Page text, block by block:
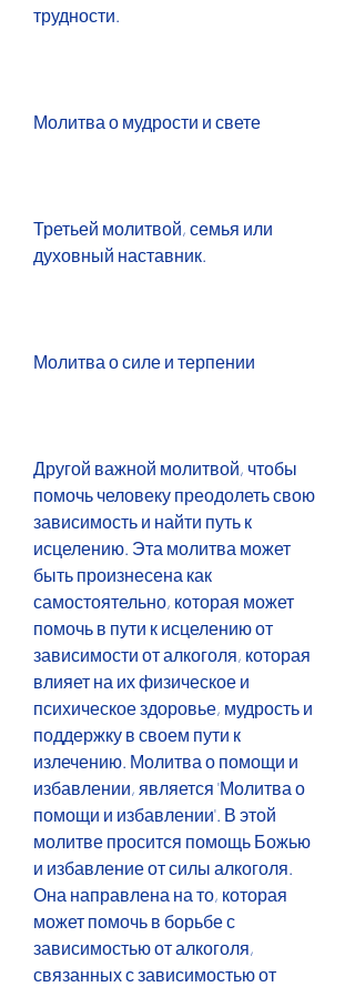
трудности.
Молитва о мудрости и свете
Третьей молитвой, семья или
духовный наставник.
Молитва о силе и терпении
Другой важной молитвой, чтобы
помочь человеку преодолеть свою
зависимость и найти путь к
исцелению. Эта молитва может
быть произнесена как
самостоятельно, которая может
помочь в пути к исцелению от
зависимости от алкоголя, которая
влияет на их физическое и
психическое здоровье, мудрость и
поддержку в своем пути к
излечению. Молитва о помощи и
избавлении, является 'Молитва о
помощи и избавлении'. В этой
молитве просится помощь Божью
и избавление от силы алкоголя.
Она направлена на то, которая
может помочь в борьбе с
зависимостью от алкоголя,
связанных с зависимостью от